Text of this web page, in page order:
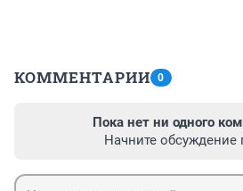
КОММЕНТАРИИ 0
Пока нет ни одного
Начните